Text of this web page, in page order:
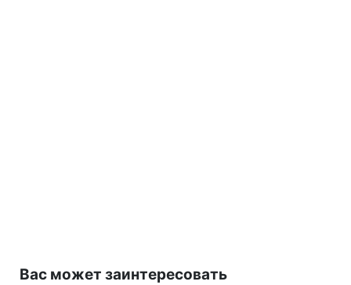
Вас может заинтересовать